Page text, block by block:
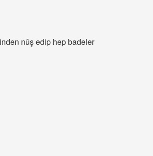
nûş edip hep badeler